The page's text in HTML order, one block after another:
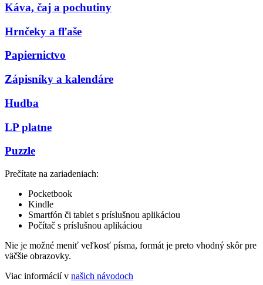
Káva, čaj a pochutiny
Hrnčeky a fľaše
Papiernictvo
Zápisníky a kalendáre
Hudba
LP platne
Puzzle
Prečítate na zariadeniach:
Pocketbook
Kindle
Smartfón či tablet s príslušnou aplikáciou
Počítač s príslušnou aplikáciou
Nie je možné meniť veľkosť písma, formát je preto vhodný skôr pre
väčšie obrazovky.
Viac informácií v našich návodoch